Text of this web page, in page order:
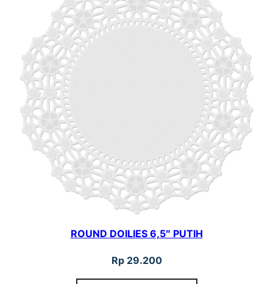
ROUND DOILIES 6,5″ PUTIH
Rp29.200